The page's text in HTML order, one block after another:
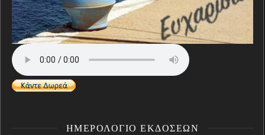
ΗΜΕΡΟΛΌΓΙΟ ΕΚΔΌΣΕΩΝ